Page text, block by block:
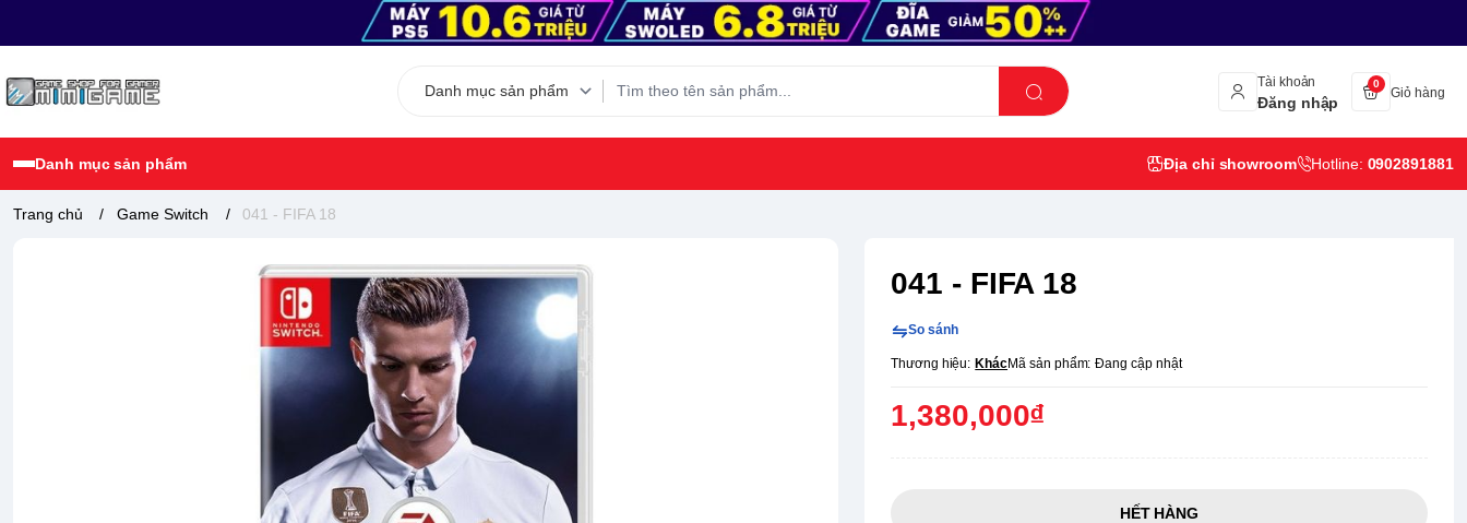
Tài khoản
Đăng nhập
0
Giỏ hàng
Danh mục sản phẩm Địa chỉ showroom Hotline: 0902891881
Trang chủ / Game Switch / 041 - FIFA 18
041 - FIFA 18
So sánh
Thương hiệu: KhácMã sản phẩm: Đang cập nhật
1,380,000₫
HẾT HÀNG